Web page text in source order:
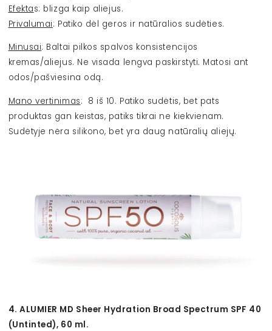
Efektas: blizga kaip aliejus.
Privalumai: Patiko dėl geros ir natūralios sudėties.
Minusai: Baltai pilkos spalvos konsistencijos
kremas/aliejus. Ne visada lengva paskirstyti. Matosi ant
odos/pašviesina odą.
Mano vertinimas: 8 iš 10. Patiko sudėtis, bet pats
produktas gan keistas, patiks tikrai ne kiekvienam.
Sudėtyje nėra silikono, bet yra daug natūralių aliejų.
4. ALUMIER MD Sheer Hydration Broad Spectrum SPF 40
(Untinted), 60 ml.